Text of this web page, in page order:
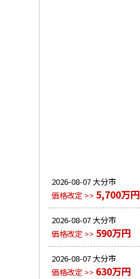
2026-08-07大分市
価格改定 >> 5,700万円
2026-08-07大分市
価格改定 >> 590万円
2026-08-07大分市
価格改定 >> 630万円